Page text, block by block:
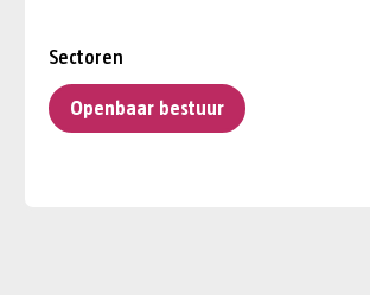
Sectoren
Openbaar bestuur